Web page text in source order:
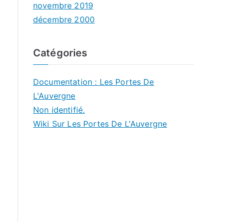
novembre 2019
décembre 2000
Catégories
Documentation : Les Portes De
L'Auvergne
Non identifié.
Wiki Sur Les Portes De L'Auvergne